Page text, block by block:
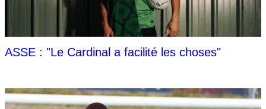
ASSE : "Le Cardinal a facilité les choses"